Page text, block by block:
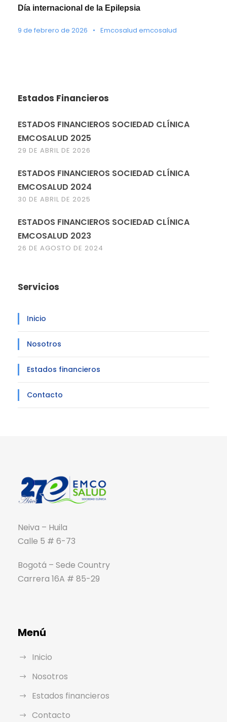
Día internacional de la Epilepsia
9 de febrero de 2026 • Emcosalud emcosalud
Estados Financieros
ESTADOS FINANCIEROS SOCIEDAD CLÍNICA
EMCOSALUD 2025
29 DE ABRIL DE 2026
ESTADOS FINANCIEROS SOCIEDAD CLÍNICA
EMCOSALUD 2024
30 DE ABRIL DE 2025
ESTADOS FINANCIEROS SOCIEDAD CLÍNICA
EMCOSALUD 2023
26 DE AGOSTO DE 2024
Servicios
Inicio
Nosotros
Estados financieros
Contacto
Neiva – Huila
Calle 5 # 6-73
Bogotá – Sede Country
Carrera 16A # 85-29
Menú
Inicio
Nosotros
Estados financieros
Contacto